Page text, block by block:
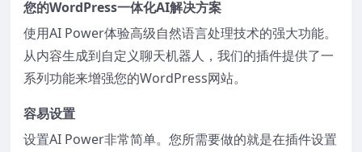
您的WordPress一体化AI解决方案
使用AI Power体验高级自然语言处理技术的强大功能。
从内容生成到自定义聊天机器人，我们的插件提供了一
系列功能来增强您的WordPress网站。
容易设置
设置AI Power非常简单。您所需要做的就是在插件设置